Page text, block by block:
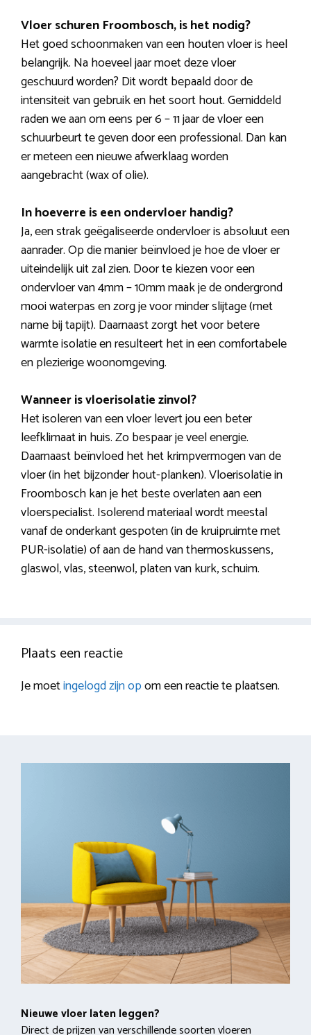
Vloer schuren Froombosch, is het nodig?
Het goed schoonmaken van een houten vloer is heel
belangrijk. Na hoeveel jaar moet deze vloer
geschuurd worden? Dit wordt bepaald door de
intensiteit van gebruik en het soort hout. Gemiddeld
raden we aan om eens per 6 – 11 jaar de vloer een
schuurbeurt te geven door een professional. Dan kan
er meteen een nieuwe afwerklaag worden
aangebracht (wax of olie).
In hoeverre is een ondervloer handig?
Ja, een strak geëgaliseerde ondervloer is absoluut een
aanrader. Op die manier beïnvloed je hoe de vloer er
uiteindelijk uit zal zien. Door te kiezen voor een
ondervloer van 4mm – 10mm maak je de ondergrond
mooi waterpas en zorg je voor minder slijtage (met
name bij tapijt). Daarnaast zorgt het voor betere
warmte isolatie en resulteert het in een comfortabele
en plezierige woonomgeving.
Wanneer is vloerisolatie zinvol?
Het isoleren van een vloer levert jou een beter
leefklimaat in huis. Zo bespaar je veel energie.
Daarnaast beïnvloed het het krimpvermogen van de
vloer (in het bijzonder hout-planken). Vloerisolatie in
Froombosch kan je het beste overlaten aan een
vloerspecialist. Isolerend materiaal wordt meestal
vanaf de onderkant gespoten (in de kruipruimte met
PUR-isolatie) of aan de hand van thermoskussens,
glaswol, vlas, steenwol, platen van kurk, schuim.
Plaats een reactie
Je moetingelogd zijn opom een reactie te plaatsen.
Nieuwe vloer laten leggen?
Direct de prijzen van verschillende soorten vloeren